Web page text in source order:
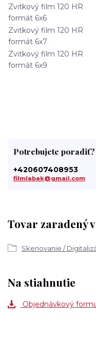
Zvitkový film 120 HR
formát 6x6
Zvitkový film 120 HR
formát 6x7
Zvitkový film 120 HR
formát 6x9
Tovar zaradený
Skenovanie /
Potrebujete poradiť?
+420607408953
filmlabak@gmail.com
Na stiahnutie
Objednávkový